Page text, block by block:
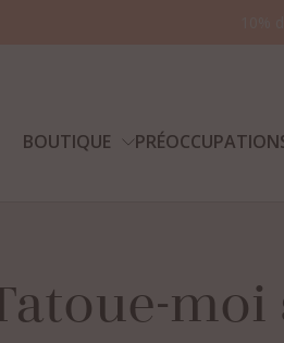
BOUTIQUE
moi